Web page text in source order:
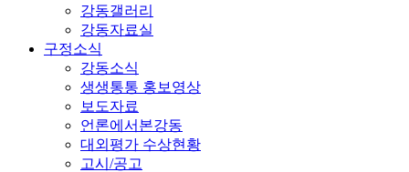
강동갤러리
강동자료실
구정소식
강동소식
생생통통 홍보영상
보도자료
언론에서본강동
대외평가 수상현황
고시/공고